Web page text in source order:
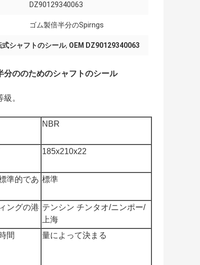
DZ90129340063
ゴム製倍半分のSpirngs
シャフトのシール, OEM DZ90129340063
ののためのシャフトのシール
。
NBR
185x210x22
準的であ 標準
ングの港 テンシン チンタオ/ニンポー/
上海
間 量によって決まる